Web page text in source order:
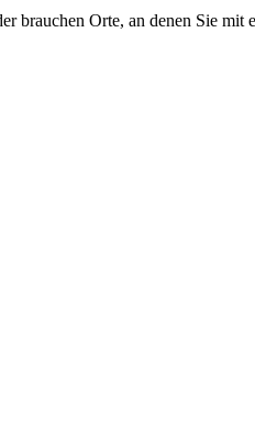
brauchen Orte, an denen Sie mit